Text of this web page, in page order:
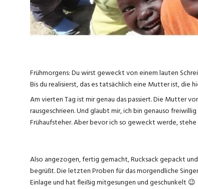
Frühmorgens: Du wirst geweckt von einem lauten
Bis du realisierst, das es tatsächlich eine Mutter ist, die
Am vierten Tag ist mir genau das passiert. Die Mutter
rausgeschrieen. Und glaubt mir, ich bin genauso
Frühaufsteher. Aber bevor ich so geweckt werde,
Also angezogen, fertig gemacht, Rucksack gepackt
begrüßt. Die letzten Proben für das morgendliche
Einlage und hat fleißig mitgesungen und geschunkelt 😉